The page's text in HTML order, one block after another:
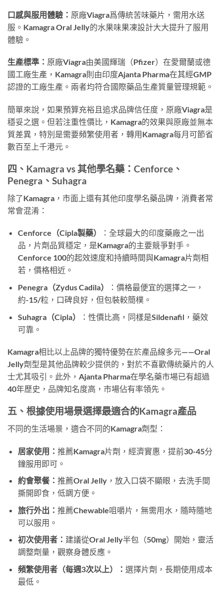
口感與服用體驗： 原廠Viagra爲傳統苦味藥片，需用水送
服。Kamagra Oral Jelly的水果味果凍設計大大提升了服用
體驗。
生產標準： 原廠Viagra由美國輝瑞（Pfizer）在愛爾蘭或德
國工廠生產，Kamagra則由印度Ajanta Pharma在其經GMP
認證的工廠生產。兩者均符合國際藥品生產質量管理規範。
簡單來說，如果預算充裕且追求品牌信任度，原廠Viagra是
穩妥之選。但若注重性價比，Kamagra的效果與原廠並無本
質差異，特別是需要頻繁使用者，轉用Kamagra每月可節省
數百至上千港元。
四、Kamagra vs 其他學名藥：Cenforce、
Penegra、Suhagra
除了Kamagra，市面上還有其他印度學名藥品牌，消費者常
常會混淆：
Cenforce（Cipla製藥）
：全球最大的印度藥廠之一出
品，片劑品質穩定，是Kamagra的主要競爭對手。
Cenforce 100的起效速度和持續時間與Kamagra片劑相
若，價格相近。
Penegra（Zydus Cadila）
：價格最便宜的選擇之一，
約-15/粒，口碑良好，但包裝較簡樸。
Suhagra（Cipla）
：性價比高，同樣是Sildenafil，藥效
可靠。
Kamagra相比以上品牌的獨特優勢在於產品線多元——Oral
Jelly劑型是其他品牌較少提供的，對於不喜歡傳統藥片的人
士尤其吸引。此外，Ajanta Pharma在學名藥市場已有超過
40年歷史，品牌知名度高，市場佔有率領先。
五、根據使用場景選擇最適合的Kamagra產品
不同的生活場景，適合不同的Kamagra劑型：
居家使用： 推薦Kamagra片劑，經濟實惠，提前30-45分
鐘服用即可。
約會聚餐： 推薦Oral Jelly，放入口袋不顯眼，去洗手間
撕開即食，低調方便。
旅行外出： 推薦Chewable咀嚼片，無需用水，隨時隨地
可以服用。
初次使用者： 建議從Oral Jelly半包（50mg）開始，靈活
調整劑量，觀察身體反應。
頻繁使用者（每週3次以上）： 選擇片劑，長期使用成本
最低。